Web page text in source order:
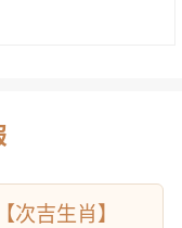
【次吉生肖】